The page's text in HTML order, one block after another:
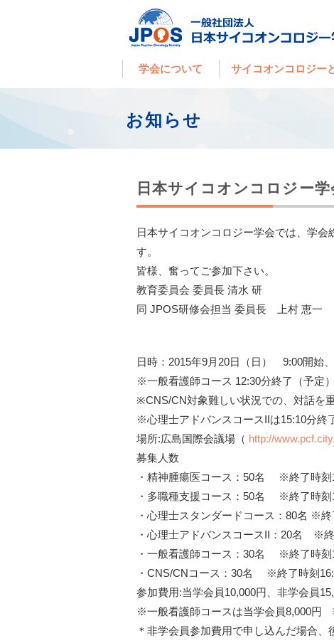
学会について サイコオンコロジー
お知らせ
日本サイコオンコロジー
日本サイコオンコロジー学会では、学
す。
皆様、奮ってご参加下さい。
教育委員会 委員長 清水 研
同 JPOS研修会担当 委員長 上村 恵一
日時：2015年9月20日（日） 9:00開始
※一般看護師コース 12:30分終了（予定）
※CNS/CN対象難しい状況での、対話を
※心理士アドバンスコースIIは15:10分終
場所:広島国際会議場（ http://
募集人数
・精神腫瘍医コース：50名 ※終了時刻
・多職種支援コース：50名 ※終了時刻
・心理士スタンダードコース：80名 ※
・心理士アドバンスコースII：20名 ※終
・一般看護師コース：30名 ※終了時刻
・CNS/CNコース：30名 ※終了時刻
参加費用:当学会員10,000円、非学会員
※一般看護師コースは当学会員8,000円
＊非学会員参加費用で申し込んだ場合